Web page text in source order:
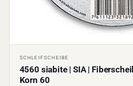
SCHLEIFSCHEIBE
4560 siabite | SIA |
Korn 60